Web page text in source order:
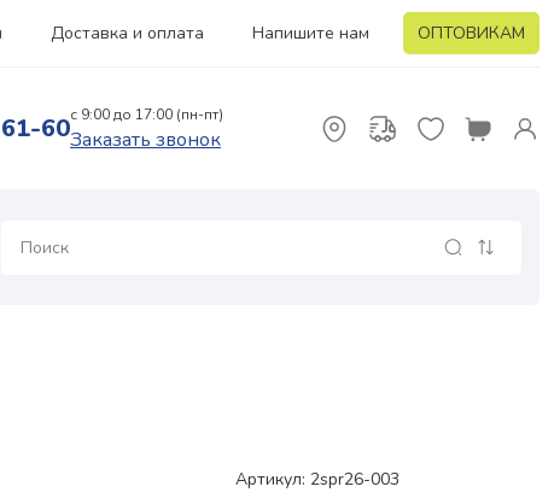
Доставка и оплата Напишите нам ОПТОВИКАМ
60с 9:00 до 17:00 (пн-пт)
Заказать звонок
Артикул: 2spr26-003